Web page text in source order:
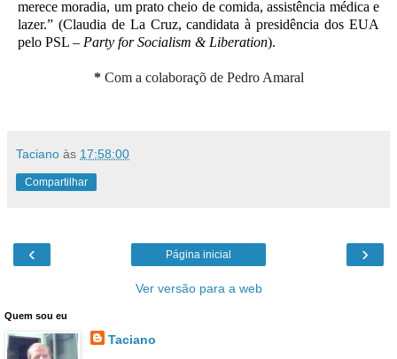
merece moradia, um prato cheio de comida, assistência médica e
lazer.” (Claudia de La Cruz, candidata à presidência dos EUA
pelo PSL – Party for Socialism & Liberation).
* Com a colaboraçõ de Pedro Amaral
Taciano às 17:58:00
Compartilhar
‹ ›
Página inicial
Ver versão para a web
Quem sou eu
Taciano